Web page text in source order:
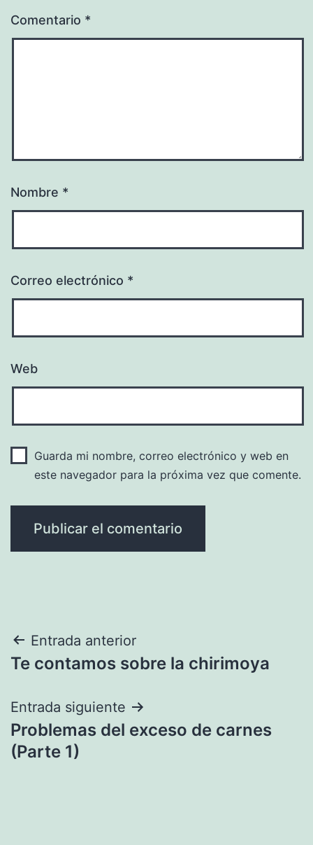
Comentario *
Nombre *
Correo electrónico *
Web
Guarda mi nombre, correo electrónico y web en
este navegador para la próxima vez que comente.
Navegación
de
entradas
Entrada anterior
Te contamos sobre la chirimoya
Entrada siguiente
Problemas del exceso de carnes
(Parte 1)